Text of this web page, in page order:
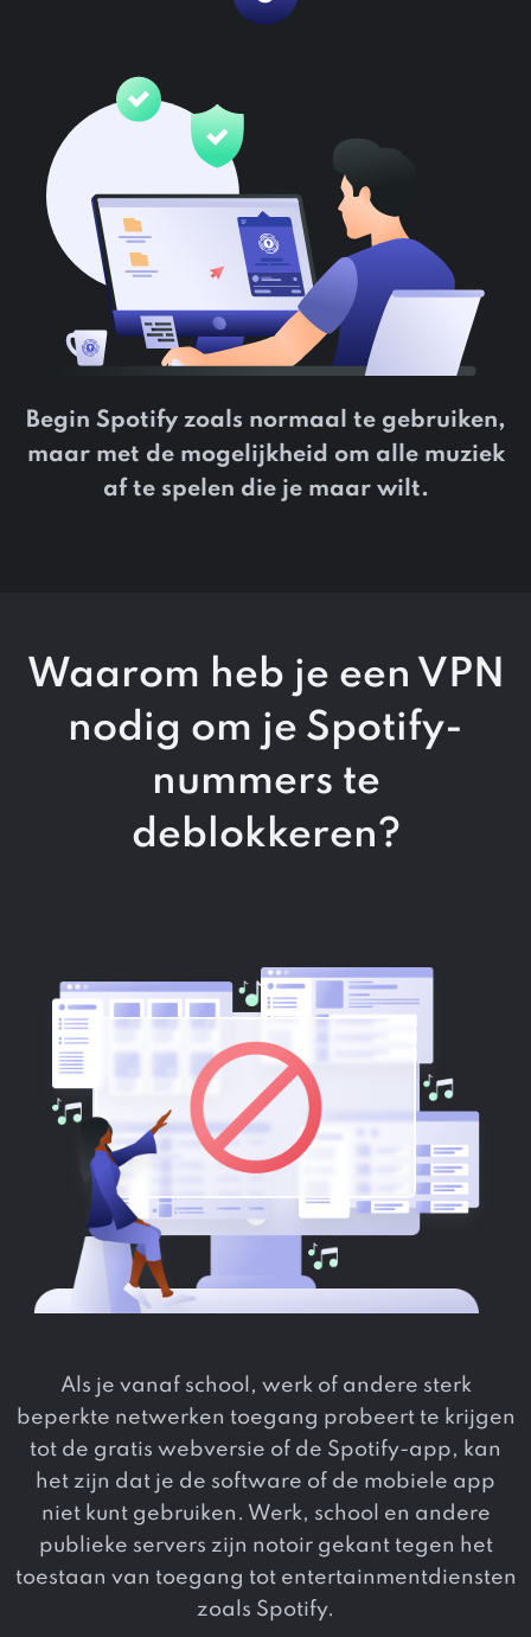
Begin Spotify zoals normaal te gebruiken,
maar met de mogelijkheid om alle muziek
af te spelen die je maar wilt.
Waarom heb je een VPN
nodig om je Spotify-
nummers te
deblokkeren?
Als je vanaf school, werk of andere sterk
beperkte netwerken toegang probeert te krijgen
tot de gratis webversie of de Spotify-app, kan
het zijn dat je de software of de mobiele app
niet kunt gebruiken. Werk, school en andere
publieke servers zijn notoir gekant tegen het
toestaan ​​van toegang tot entertainmentdiensten
zoals Spotify.